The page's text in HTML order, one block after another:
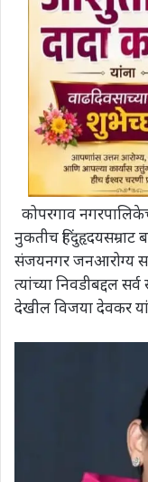
कोपरगाव
नुकतीच
संजयनगर जनआरोग्य
त्यांच्या निवडीबद्दल
देखील विजया देवकर